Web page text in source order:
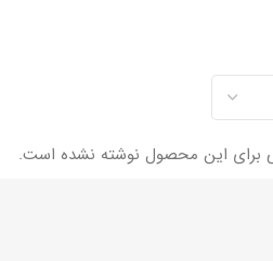
برای این محصول نوشته نشده است.